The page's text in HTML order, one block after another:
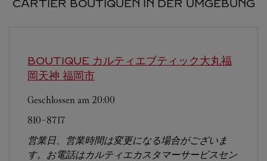
CARTIER BOUTIQUEN IN DER UMGEBUNG
BOUTIQUE カルティエブティック大丸福
岡天神 福岡市
Geschlossen am 20:00
810-8717
営業日、営業時間は変更になる場合がございま
す。お電話はカルティエカスタマーサービスセン